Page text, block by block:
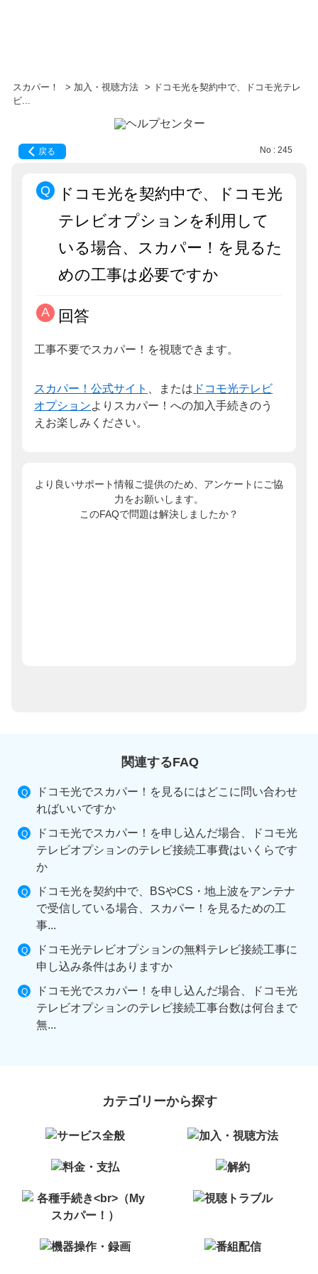
スカパー！ > 加入・視聴方法 > ドコモ光を契約中で、ドコモ光テレ
ビ...
戻る No : 245
ドコモ光を契約中で、ドコモ光
テレビオプションを利用して
いる場合、スカパー！を見るた
めの工事は必要ですか
回答
工事不要でスカパー！を視聴できます。
スカパー！公式サイト 、または ドコモ光テレビ
オプションよりスカパー！への加入手続きのう
えお楽しみください。
より良いサポート情報ご提供のため、アンケートにご協
力をお願いします。
このFAQで問題は解決しましたか？
関連するFAQ
ドコモ光でスカパー！を見るにはどこに問い合わせ
ればいいですか
ドコモ光でスカパー！を申し込んだ場合、ドコモ光
テレビオプションのテレビ接続工事費はいくらです
か
ドコモ光を契約中で、BSやCS・地上波をアンテナ
で受信している場合、スカパー！を見るための工
事...
ドコモ光テレビオプションの無料テレビ接続工事に
申し込み条件はありますか
ドコモ光でスカパー！を申し込んだ場合、ドコモ光
テレビオプションのテレビ接続工事台数は何台まで
無...
カテゴリーから探す